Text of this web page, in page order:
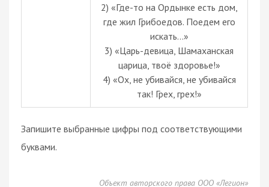
2) «Где-то на Ордынке есть дом,
где жил Грибоедов. Поедем его
искать...»
3) «Царь-девица, Шамаханская
царица, твоё здоровье!»
4) «Ох, не убивайся, не убивайся
так! Грех, грех!»
Запишите выбранные цифры под соответствующими
буквами.
Объект авторского права ООО «Легион»